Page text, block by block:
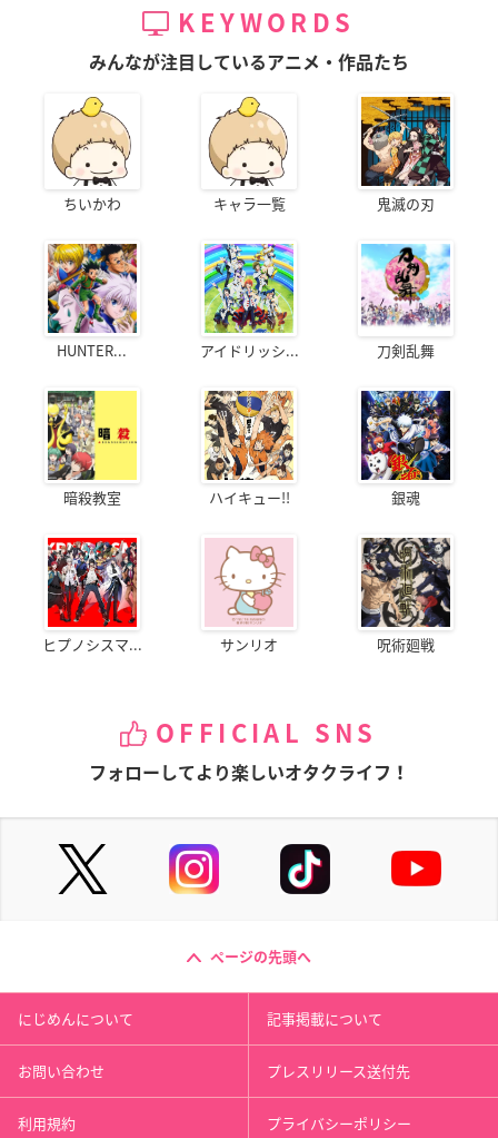
KEYWORDS
みんなが注目しているアニメ・作品たち
ちいかわ キャラ一覧 鬼滅の刃
HUNTER... アイドリッシ... 刀剣乱舞
暗殺教室 ハイキュー!! 銀魂
ヒプノシスマ... サンリオ 呪術廻戦
OFFICIAL SNS
フォローしてより楽しいオタクライフ！
ページの先頭へ
にじめんについて 記事掲載について
お問い合わせ プレスリリース送付先
利用規約 プライバシーポリシー